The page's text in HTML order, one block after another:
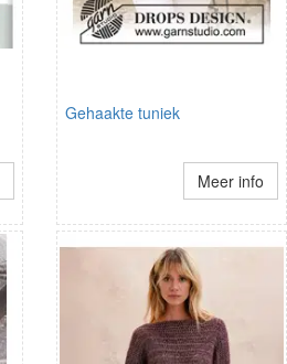
Gehaakte tuniek
Meer info